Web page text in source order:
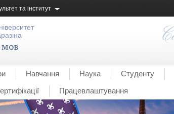
та інститут
мов
Навчання Наука Студенту
Працевлаштування